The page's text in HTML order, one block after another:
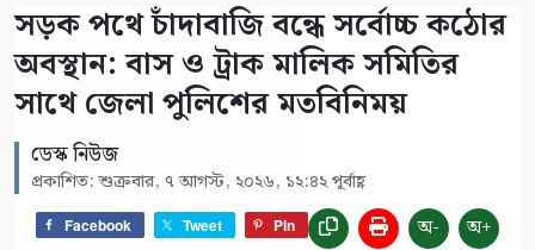
সড়ক পথে চাঁদাবাজি বন্ধে সর্বোচ্চ কঠোর
অবস্থান: বাস ও ট্রাক মালিক সমিতির
সাথে জেলা পুলিশের মতবিনিময়
ডেস্ক নিউজ
প্রকাশিত: শুক্রবার, ৭ আগস্ট, ২০২৬, ১২:৪২ পূর্বাহ্ণ
Facebook Tweet Pin অ- অ+